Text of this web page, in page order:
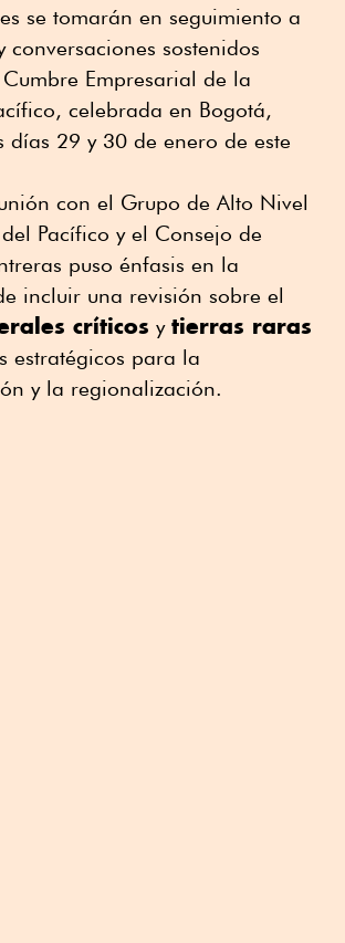
se tomarán en seguimiento a
conversaciones sostenidos
Empresarial de la
celebrada en Bogotá,
días 29 y 30 de enero de este
con el Grupo de Alto Nivel
Pacífico y el Consejo de
puso énfasis en la
incluir una revisión sobre el
críticos y tierras raras
estratégicos para la
y la regionalización.